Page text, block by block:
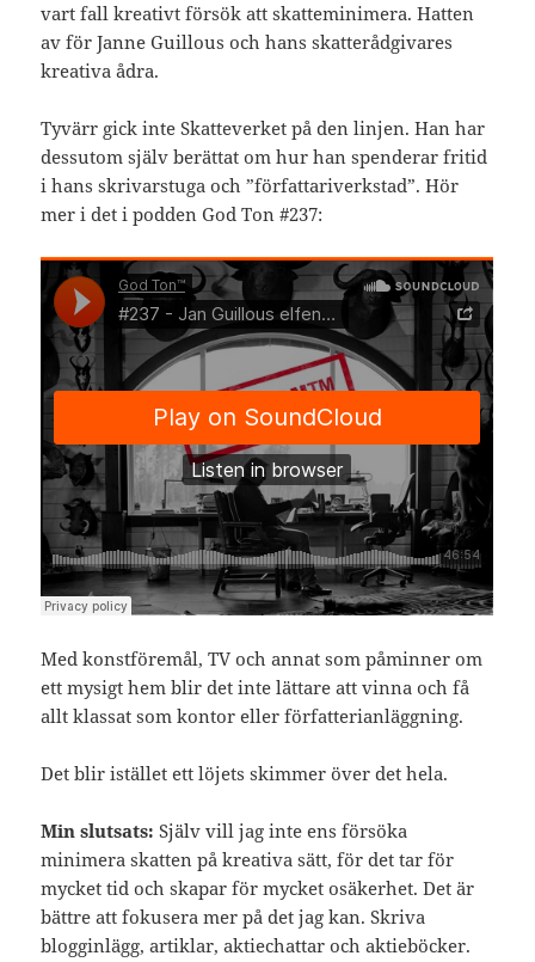
vart fall kreativt försök att skatteminimera. Hatten
av för Janne Guillous och hans skatterådgivares
kreativa ådra.
Tyvärr gick inte Skatteverket på den linjen. Han har
dessutom själv berättat om hur han spenderar fritid
i hans skrivarstuga och ”författariverkstad”. Hör
mer i det i podden God Ton #237:
Med konstföremål, TV och annat som påminner om
ett mysigt hem blir det inte lättare att vinna och få
allt klassat som kontor eller författerianläggning.
Det blir istället ett löjets skimmer över det hela.
Min slutsats: Själv vill jag inte ens försöka
minimera skatten på kreativa sätt, för det tar för
mycket tid och skapar för mycket osäkerhet. Det är
bättre att fokusera mer på det jag kan. Skriva
blogginlägg, artiklar, aktiechattar och aktieböcker.